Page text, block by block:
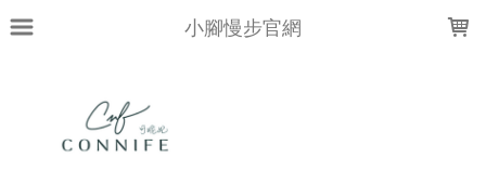
小腳慢步官網